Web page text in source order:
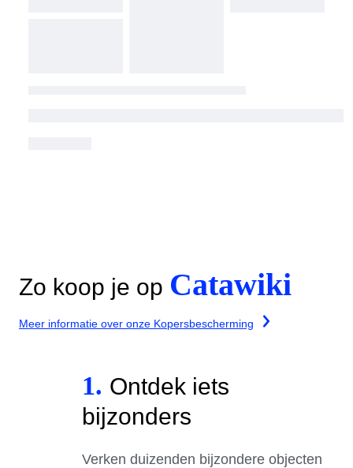
Zo koop je op Catawiki
Meer informatie over onze Kopersbescherming
1. Ontdek iets
bijzonders
Verken duizenden bijzondere objecten